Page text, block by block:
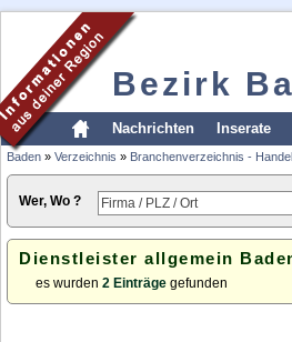
Bezirk
Nachrichten Inserate
Baden » Verzeichnis » Branchenverzeichnis -
Wer, Wo ?
Dienstleister allgemein
es wurden 2 Einträge gefunden